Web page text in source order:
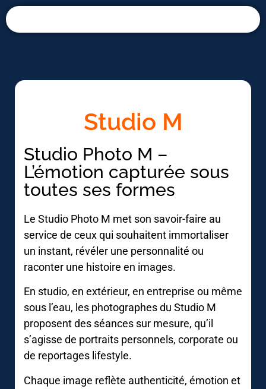
Studio M
Studio Photo M –
L’émotion capturée sous
toutes ses formes
Le Studio Photo M met son savoir-faire au
service de ceux qui souhaitent immortaliser
un instant, révéler une personnalité ou
raconter une histoire en images.
En studio, en extérieur, en entreprise ou même
sous l’eau, les photographes du Studio M
proposent des séances sur mesure, qu’il
s’agisse de portraits personnels, corporate ou
de reportages lifestyle.
Chaque image reflète authenticité, émotion et
Panneau de gestion des cookies